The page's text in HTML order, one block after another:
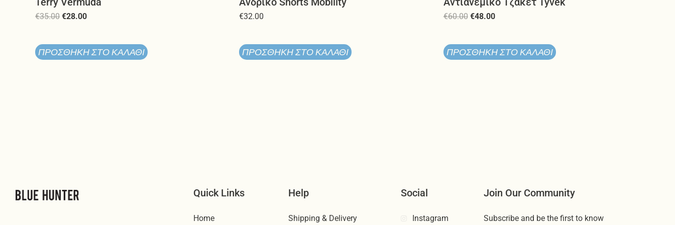
€35.00 €28.00
ΠΡΟΣΘΉΚΗ ΣΤΟ ΚΑΛΆΘΙ
€32.00
ΠΡΟΣΘΉΚΗ ΣΤΟ ΚΑΛΆΘΙ
€60.00 €48.00
ΠΡΟΣΘΉΚΗ ΣΤΟ ΚΑΛΆΘΙ
Quick Links
Home
Help
Shipping & Delivery
Social
Instagram
Join Our Community
Subscribe and be the first to know